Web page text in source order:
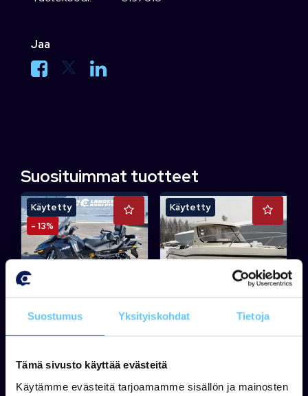
Suostumus Yksityiskohdat Tietoja
Tämä sivusto käyttää evästeitä
Käytämme evästeitä tarjoamamme sisällön ja mainosten
Jaa
Suosituimmat tuotteet
Käytetty
- 13%
SKI-DOO
Ski-Doo Grand
Käytetty
QUICKSILVER
Quicksilver PH 640 +